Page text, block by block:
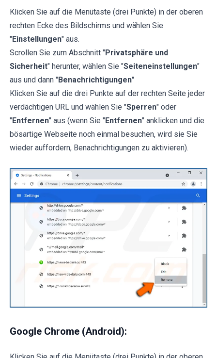
Klicken Sie auf die Menütaste (drei Punkte) in der oberen
rechten Ecke des Bildschirms und wählen Sie
"Einstellungen" aus.
Scrollen Sie zum Abschnitt "Privatsphäre und
Sicherheit" herunter, wählen Sie "Seiteneinstellungen"
aus und dann "Benachrichtigungen"
Klicken Sie auf die drei Punkte auf der rechten Seite jeder
verdächtigen URL und wählen Sie "Sperren" oder
"Entfernen" aus (wenn Sie "Entfernen" anklicken und die
bösartige Webseite noch einmal besuchen, wird sie Sie
wieder auffordern, Benachrichtigungen zu aktivieren).
Google Chrome (Android):